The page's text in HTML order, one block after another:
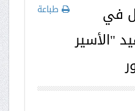
طباعة
في
"الأسير